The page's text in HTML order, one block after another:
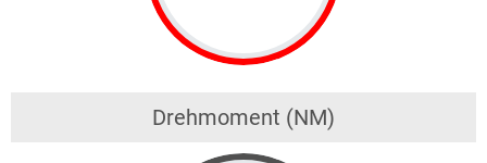
Drehmoment (NM)